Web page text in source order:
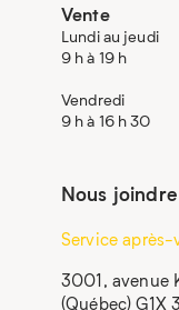
Vente
Lundi au jeudi
9 h à 19 h
Vendredi
9 h à 16 h 30
Nous joindre
Service après-
3001, avenue
(Québec) G1X